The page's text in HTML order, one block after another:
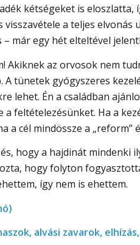
kétségeket is
a teljes
már egy hét elteltével
Akiknek az orvosok nem
tünetek gyógyszeres
lehet. Én a családban
feltételezésünket. Ha a
a cél mindössze a „reform”
hogy a hajdinát mindenki
hogy folyton
így nem is ehettem.
alvási zavarok,